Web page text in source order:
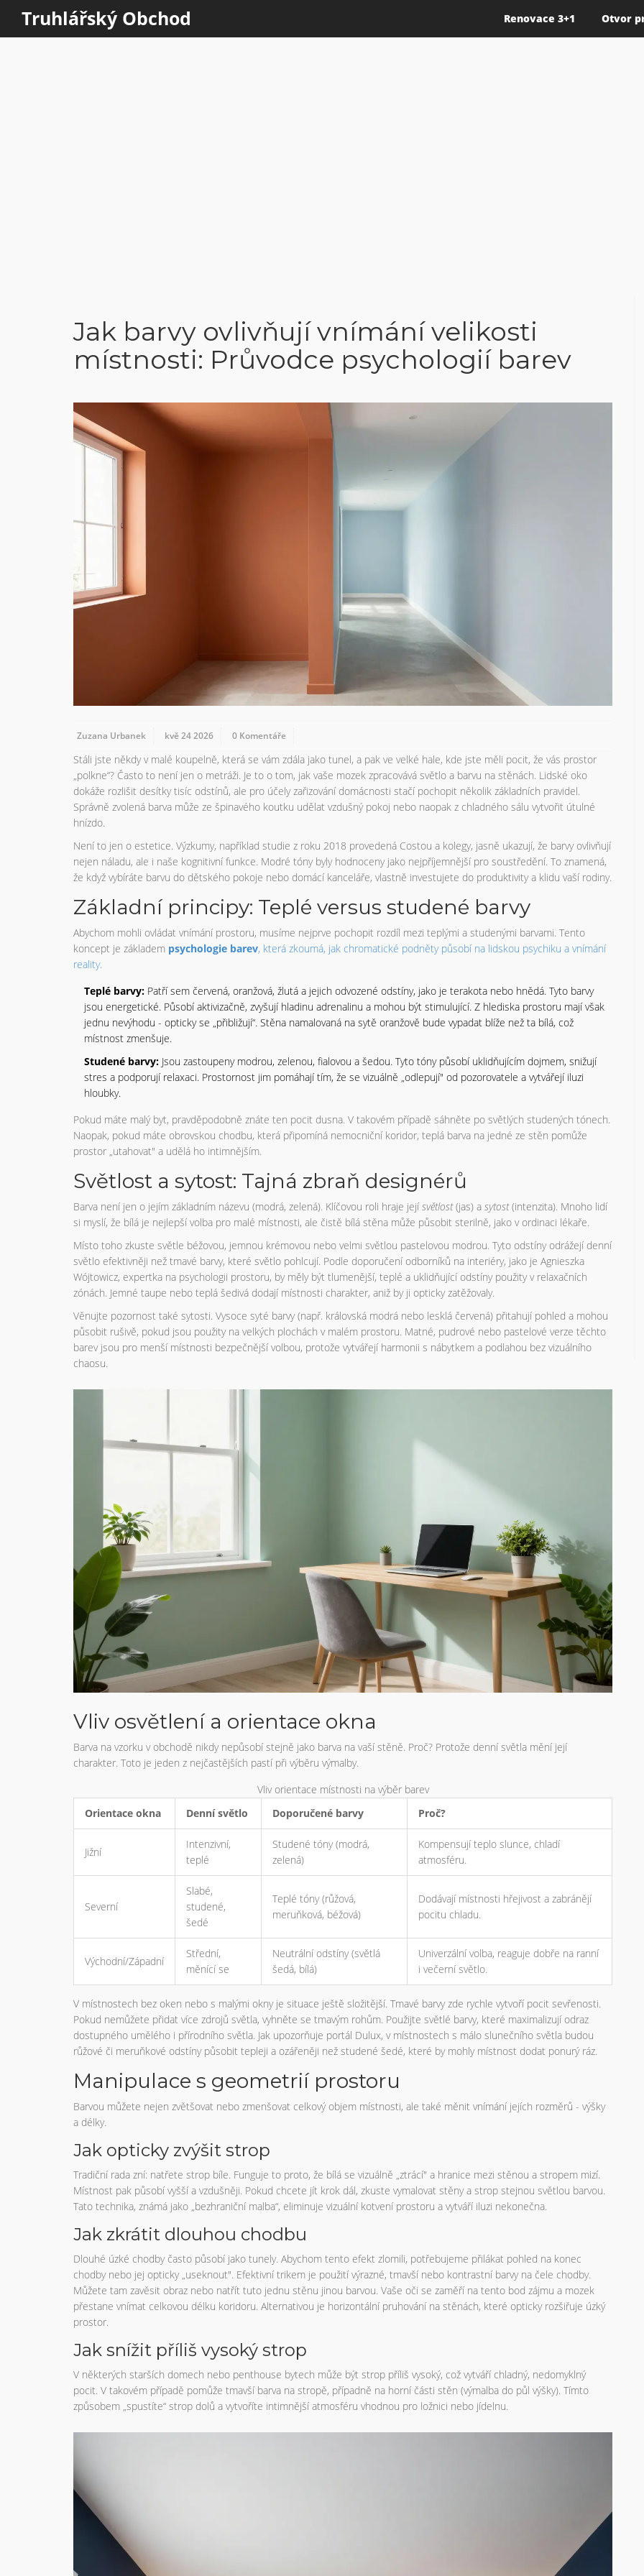
Truhlářský Obchod Renovace 3+1 Otvor
Jak barvy ovlivňují vnímání velikosti
místnosti: Průvodce psychologií barev
Zuzana Urbanek kvě 24 2026 0 Komentáře
Stáli jste někdy v malé koupelně, která se vám zdála jako tunel, a pak ve velké hale, kde jste měli pocit, že vás prostor
„polkne“? Často to není jen o metráži. Je to o tom, jak vaše mozek zpracovává světlo a barvu na stěnách. Lidské oko
dokáže rozlišit desítky tisíc odstínů, ale pro účely zařizování domácnosti stačí pochopit několik základních pravidel.
Správně zvolená barva může ze špinavého koutku udělat vzdušný pokoj nebo naopak z chladného sálu vytvořit útulné
hnízdo.
Není to jen o estetice. Výzkumy, například studie z roku 2018 provedená Costou a kolegy, jasně ukazují, že barvy ovlivňují
nejen náladu, ale i naše kognitivní funkce. Modré tóny byly hodnoceny jako nejpříjemnější pro soustředění. To znamená,
že když vybíráte barvu do dětského pokoje nebo domácí kanceláře, vlastně investujete do produktivity a klidu vaší rodiny.
Základní principy: Teplé versus studené barvy
Abychom mohli ovládat vnímání prostoru, musíme nejprve pochopit rozdíl mezi teplými a studenými barvami. Tento
koncept je základem psychologie barev, která zkoumá, jak chromatické podněty působí na lidskou psychiku a vnímání
reality.
Teplé barvy: Patří sem červená, oranžová, žlutá a jejich odvozené odstíny, jako je terakota nebo hnědá. Tyto barvy
jsou energetické. Působí aktivizačně, zvyšují hladinu adrenalinu a mohou být stimulující. Z hlediska prostoru mají však
jednu nevýhodu - opticky se „přibližují“. Stěna namalovaná na sytě oranžově bude vypadat blíže než ta bílá, což
místnost zmenšuje.
Studené barvy: Jsou zastoupeny modrou, zelenou, fialovou a šedou. Tyto tóny působí uklidňujícím dojmem, snižují
stres a podporují relaxaci. Prostornost jim pomáhají tím, že se vizuálně „odlepují" od pozorovatele a vytvářejí iluzi
hloubky.
Pokud máte malý byt, pravděpodobně znáte ten pocit dusna. V takovém případě sáhněte po světlých studených tónech.
Naopak, pokud máte obrovskou chodbu, která připomíná nemocniční koridor, teplá barva na jedné ze stěn pomůže
prostor „utahovat" a udělá ho intimnějším.
Světlost a sytost: Tajná zbraň designérů
Barva není jen o jejím základním názevu (modrá, zelená). Klíčovou roli hraje její světlost(jas) a sytost(intenzita). Mnoho lidí
si myslí, že bílá je nejlepší volba pro malé místnosti, ale čistě bílá stěna může působit sterilně, jako v ordinaci lékaře.
Místo toho zkuste světle béžovou, jemnou krémovou nebo velmi světlou pastelovou modrou. Tyto odstíny odrážejí denní
světlo efektivněji než tmavé barvy, které světlo pohlcují. Podle doporučení odborníků na interiéry, jako je Agnieszka
Wójtowicz, expertka na psychologii prostoru, by měly být tlumenější, teplé a uklidňující odstíny použity v relaxačních
zónách. Jemné taupe nebo teplá šedivá dodají místnosti charakter, aniž by ji opticky zatěžovaly.
Věnujte pozornost také sytosti. Vysoce syté barvy (např. královská modrá nebo lesklá červená) přitahují pohled a mohou
působit rušivě, pokud jsou použity na velkých plochách v malém prostoru. Matné, pudrové nebo pastelové verze těchto
barev jsou pro menší místnosti bezpečnější volbou, protože vytvářejí harmonii s nábytkem a podlahou bez vizuálního
chaosu.
Vliv osvětlení a orientace okna
Barva na vzorku v obchodě nikdy nepůsobí stejně jako barva na vaší stěně. Proč? Protože denní světla mění její
charakter. Toto je jeden z nejčastějších pastí při výběru výmalby.
Vliv orientace místnosti na výběr barev
Orientace okna
Denní světlo Doporučené barvy Proč?
Jižní
Intenzivní,
teplé
Studené tóny (modrá,
zelená)
Kompensují teplo slunce, chladí
atmosféru.
Severní
Slabé,
studené,
šedé
Teplé tóny (růžová,
meruňková, béžová)
Dodávají místnosti hřejivost a zabránějí
pocitu chladu.
Východní/Západní
Střední,
měnící se
Neutrální odstíny (světlá
šedá, bílá)
Univerzální volba, reaguje dobře na ranní
i večerní světlo.
V místnostech bez oken nebo s malými okny je situace ještě složitější. Tmavé barvy zde rychle vytvoří pocit sevřenosti.
Pokud nemůžete přidat více zdrojů světla, vyhněte se tmavým rohům. Použijte světlé barvy, které maximalizují odraz
dostupného umělého i přírodního světla. Jak upozorňuje portál Dulux, v místnostech s málo slunečního světla budou
růžové či meruňkové odstíny působit tepleji a ozářeněji než studené šedé, které by mohly místnost dodat ponurý ráz.
Manipulace s geometrií prostoru
Barvou můžete nejen zvětšovat nebo zmenšovat celkový objem místnosti, ale také měnit vnímání jejích rozměrů - výšky
a délky.
Jak opticky zvýšit strop
Tradiční rada zní: natřete strop bíle. Funguje to proto, že bílá se vizuálně „ztrácí" a hranice mezi stěnou a stropem mizí.
Místnost pak působí vyšší a vzdušněji. Pokud chcete jít krok dál, zkuste vymalovat stěny a strop stejnou světlou barvou.
Tato technika, známá jako „bezhraniční malba“, eliminuje vizuální kotvení prostoru a vytváří iluzi nekonečna.
Jak zkrátit dlouhou chodbu
Dlouhé úzké chodby často působí jako tunely. Abychom tento efekt zlomili, potřebujeme přilákat pohled na konec
chodby nebo jej opticky „useknout". Efektivní trikem je použití výrazné, tmavší nebo kontrastní barvy na čele chodby.
Můžete tam zavěsit obraz nebo natřít tuto jednu stěnu jinou barvou. Vaše oči se zaměří na tento bod zájmu a mozek
přestane vnímat celkovou délku koridoru. Alternativou je horizontální pruhování na stěnách, které opticky rozšiřuje úzký
prostor.
Jak snížit příliš vysoký strop
V některých starších domech nebo penthouse bytech může být strop příliš vysoký, což vytváří chladný, nedomyklný
pocit. V takovém případě pomůže tmavší barva na stropě, případně na horní části stěn (výmalba do půl výšky). Tímto
způsobem „spustíte“ strop dolů a vytvoříte intimnější atmosféru vhodnou pro ložnici nebo jídelnu.